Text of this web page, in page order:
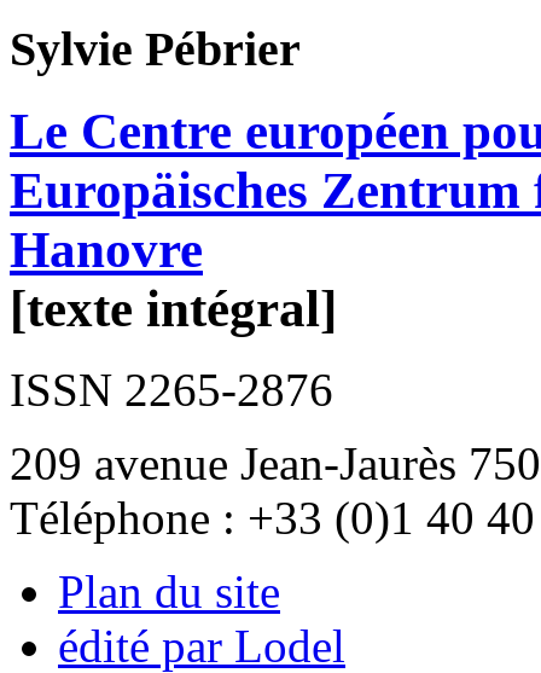
Sylvie Pébrier
Le Centre européen
Europäisches
Hanovre
[texte intégral]
ISSN 2265-2876
209 avenue Jean-Jaurès
Téléphone : +33 (0)1 40
Plan du site
édité par Lodel